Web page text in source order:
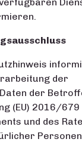
der
der
(EU) 2016/679
und des